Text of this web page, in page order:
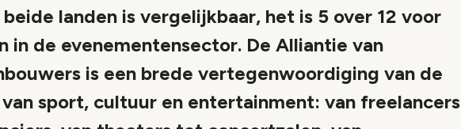
landen is vergelijkbaar, het is 5 over 12 voor
in de evenementensector. De Alliantie van
is een brede vertegenwoordiging van de
sport, cultuur en entertainment: van freelancers